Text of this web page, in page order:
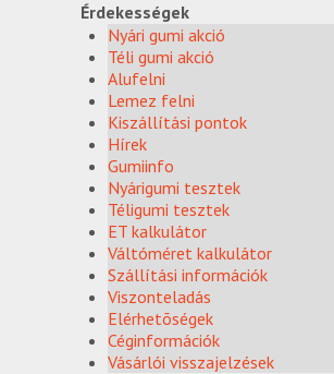
Érdekességek
Nyári gumi akció
Téli gumi akció
Alufelni
Lemez felni
Kiszállítási pontok
Hírek
Gumiinfo
Nyárigumi tesztek
Téligumi tesztek
ET kalkulátor
Váltóméret kalkulátor
Szállítási információk
Viszonteladás
Elérhetõségek
Céginformációk
Vásárlói visszajelzések